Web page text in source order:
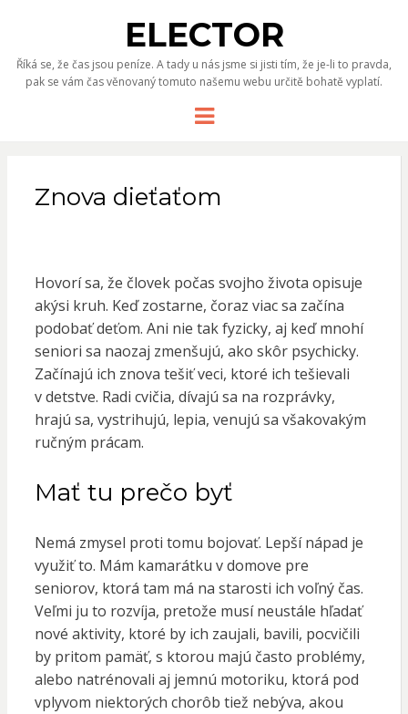
ELECTOR
Říká se, že čas jsou peníze. A tady u nás jsme si jisti tím, že je-li to pravda,
pak se vám čas věnovaný tomuto našemu webu určitě bohatě vyplatí.
Menu
Znova dieťaťom
Hovorí sa, že človek počas svojho života opisuje
akýsi kruh. Keď zostarne, čoraz viac sa začína
podobať deťom. Ani nie tak fyzicky, aj keď mnohí
seniori sa naozaj zmenšujú, ako skôr psychicky.
Začínajú ich znova tešiť veci, ktoré ich tešievali
v detstve. Radi cvičia, dívajú sa na rozprávky,
hrajú sa, vystrihujú, lepia, venujú sa všakovakým
ručným prácam.
Mať tu prečo byť
Nemá zmysel proti tomu bojovať. Lepší nápad je
využiť to. Mám kamarátku v domove pre
seniorov, ktorá tam má na starosti ich voľný čas.
Veľmi ju to rozvíja, pretože musí neustále hľadať
nové aktivity, ktoré by ich zaujali, bavili, pocvičili
by pritom pamäť, s ktorou majú často problémy,
alebo natrénovali aj jemnú motoriku, ktorá pod
vplyvom niektorých chorôb tiež nebýva, akou